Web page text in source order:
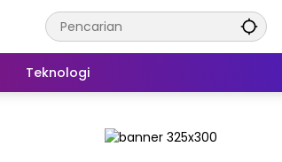
Teknologi